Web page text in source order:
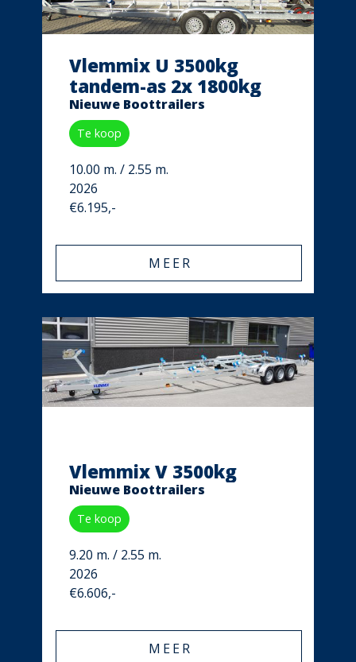
Vlemmix U 3500kg
tandem-as 2x 1800kg
Nieuwe Boottrailers
Te koop
10.00 m. / 2.55 m.
2026
€6.195,-
MEER
Vlemmix V 3500kg
Nieuwe Boottrailers
Te koop
9.20 m. / 2.55 m.
2026
€6.606,-
MEER